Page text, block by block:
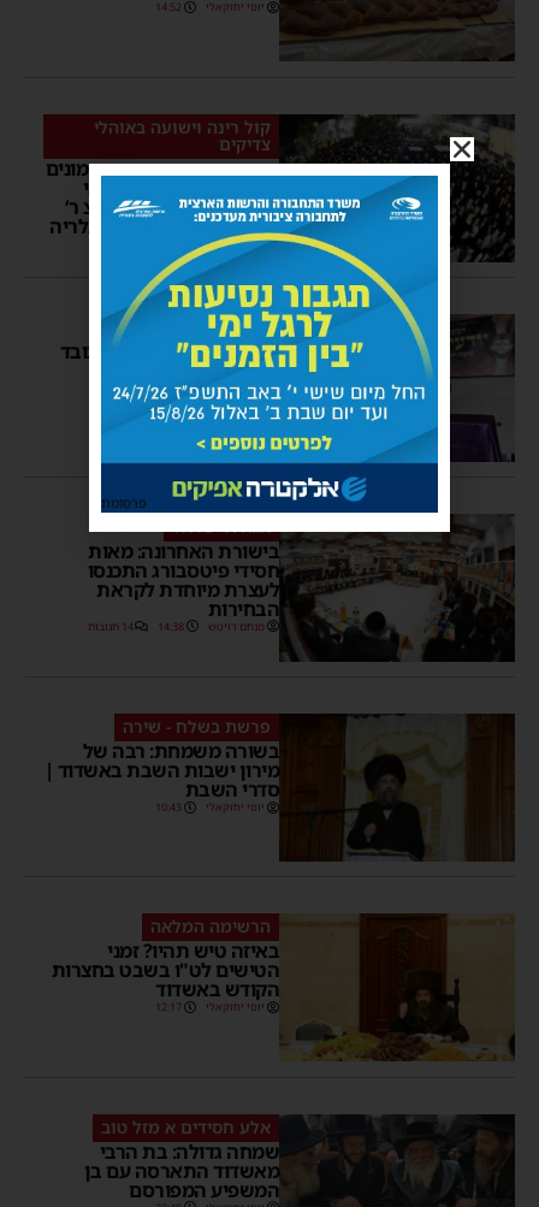
יוסי יחזקאלי 14:52
קול רינה וישועה באוהלי
צדיקים
שמחת בית פיטסבורג: המונים
השתתפו בשמחת נישואי
ביתו של המשפיע הרה”צ ר’
יעקב לייפער שליט”א | גלריה
יוסי יחזקאלי
'יודעי תורתך'
ראש הישיבה האשדודי כובד
לשאת דברים במעמד
בחסידות מודז’יץ
יוסי יחזקאלי 11:08
אגודת ישראל
בישורת האחרונה: מאות
חסידי פיטסבורג התכנסו
לעצרת מיוחדת לקראת
הבחירות
מנחם דויטש 14:38 14 תגובות
פרשת בשלח - שירה
בשורה משמחת: רבה של
מירון ישבות השבת באשדוד |
סדרי השבת
יוסי יחזקאלי 10:43
הרשימה המלאה
באיזה טיש תהיו? זמני
הטישים לט"ו בשבט בחצרות
הקודש באשדוד
יוסי יחזקאלי 12:17
אלע חסידים א מזל טוב
שמחה גדולה: בת הרבי
מאשדוד התארסה עם בן
המשפיע המפורסם
פרסומת